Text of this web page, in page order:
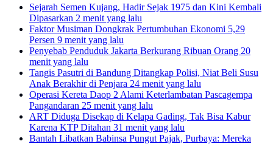
Sejarah Semen Kujang, Hadir Sejak 1975 dan Kini Kembali
Dipasarkan 2 menit yang lalu
Faktor Musiman Dongkrak Pertumbuhan Ekonomi 5,29
Persen 9 menit yang lalu
Penyebab Penduduk Jakarta Berkurang Ribuan Orang 20
menit yang lalu
Tangis Pasutri di Bandung Ditangkap Polisi, Niat Beli Susu
Anak Berakhir di Penjara 24 menit yang lalu
Operasi Kereta Daop 2 Alami Keterlambatan Pascagempa
Pangandaran 25 menit yang lalu
ART Diduga Disekap di Kelapa Gading, Tak Bisa Kabur
Karena KTP Ditahan 31 menit yang lalu
Bantah Libatkan Babinsa Pungut Pajak, Purbaya: Mereka